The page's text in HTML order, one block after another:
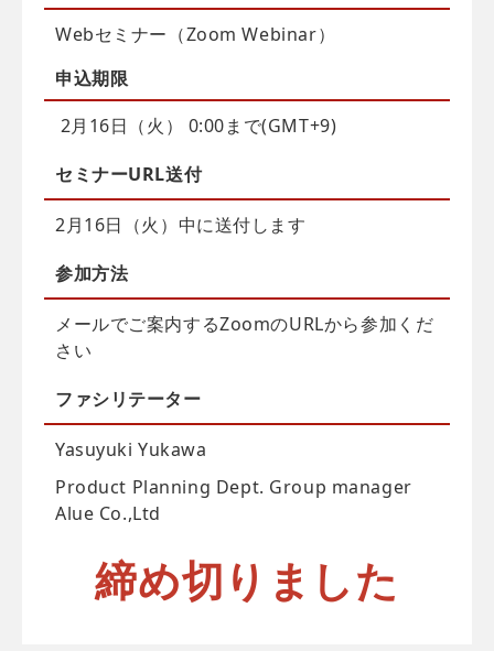
Webセミナー（Zoom Webinar）
申込期限
2月16日（火） 0:00まで(GMT+9)
セミナーURL送付
2月16日（火）中に送付します
参加方法
メールでご案内するZoomのURLから参加くだ
さい
ファシリテーター
Yasuyuki Yukawa
Product Planning Dept. Group manager
Alue Co.,Ltd
締め切りました